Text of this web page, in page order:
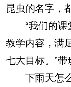
昆虫的名字，
“我们的课
教学内容，满
七大目标。”带
下雨天怎么